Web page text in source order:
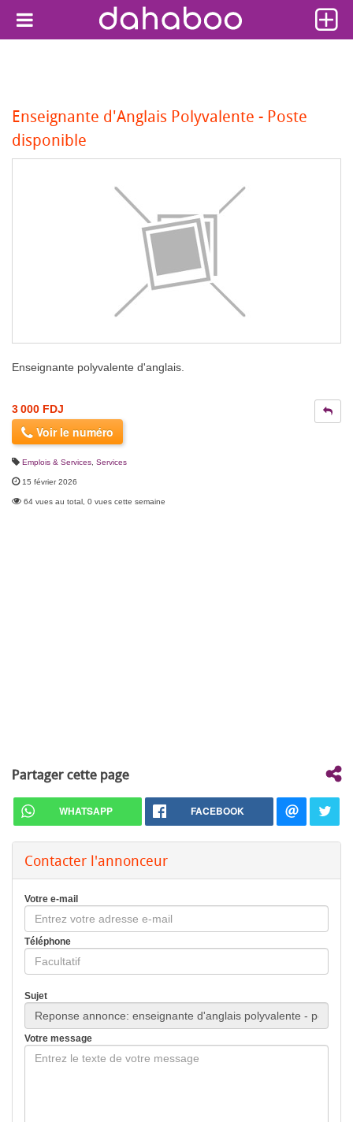
Enseignante d'Anglais Polyvalente - Poste
disponible
Enseignante polyvalente d'anglais.
3 000 FDJ
Voir le numéro
Emplois & Services Services
15 février 2026
64 vues au total, 0 vues cette semaine
Partager cette page
WHATSAPP FACEBOOK
Contacter l'annonceur
Votre e-mail
Téléphone
Sujet
Votre message